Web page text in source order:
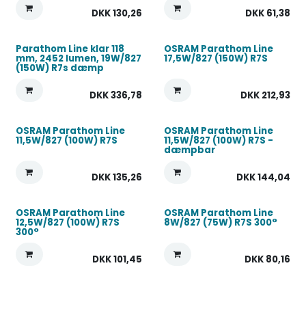
DKK130,26 DKK 61,38
Parathom Line klar 118
mm, 2452 lumen, 19W/827
(150W) R7s dæmp
DKK336,78
OSRAM Parathom Line
17,5W/827 (150W) R7S
DKK 212,93
OSRAM Parathom Line
11,5W/827 (100W) R7S
DKK135,26
OSRAM Parathom Line
11,5W/827 (100W) R7S -
dæmpbar
DKK144,04
OSRAM Parathom Line
12,5W/827 (100W) R7S
300°
DKK101,45
OSRAM Parathom Line
8W/827 (75W) R7S 300°
DKK 80,16